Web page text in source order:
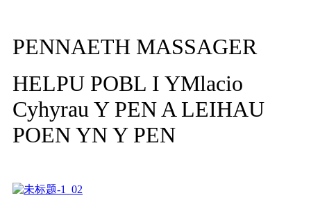
PENNAETH MASSAGER
HELPU POBL I YMlacio
Cyhyrau Y PEN A LEIHAU
POEN YN Y PEN